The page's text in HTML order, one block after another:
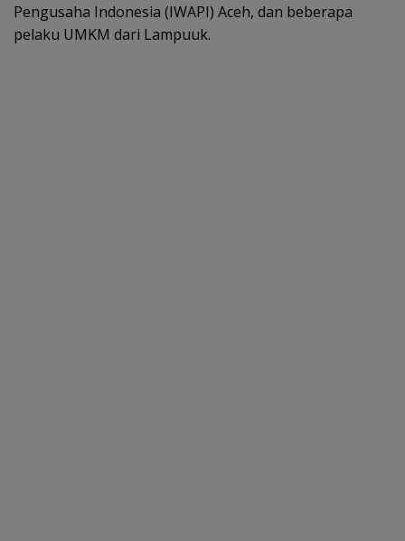
Pengusaha Indonesia (IWAPI) Aceh, dan beberapa
pelaku UMKM dari Lampuuk.